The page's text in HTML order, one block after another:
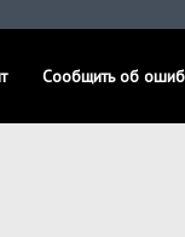
Сообщить об